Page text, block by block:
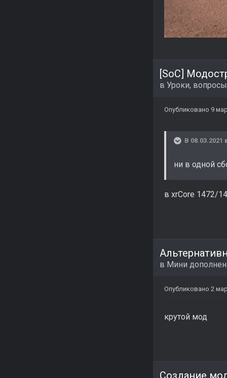
[SoC]
в Уроки,
Опубликовано 9
В 08.03.2021
ни в одной
в xrCore 1472/
в Мини
Опубликовано 2
крутой мод
Создание